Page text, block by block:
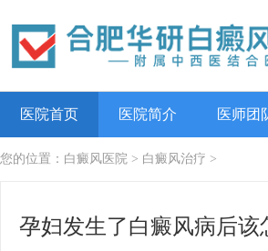
医院首页 医院简介 医师团
您的位置： 白癜风医院 > 白癜风治疗 >
孕妇发生了白癜风病后该